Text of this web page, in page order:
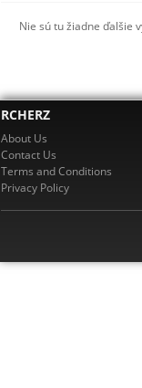
Nie sú tu žiadne ďalšie
RCHERZ
About Us
Contact Us
Terms and Conditions
Privacy Policy